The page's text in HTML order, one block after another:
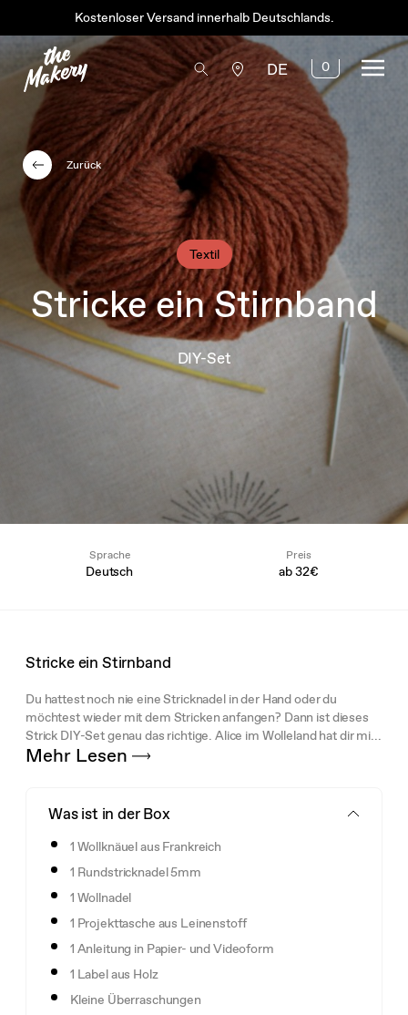
Kostenloser Versand innerhalb Deutschlands.
DE 0
Textil
Stricke ein Stirnband
DIY-Set
Zurück
Sprache
Deutsch
Preis
ab32€
Stricke ein Stirnband
Du hattest noch nie eine Stricknadel in der Hand oder du
möchtest wieder mit dem Stricken anfangen? Dann ist dieses
Strick DIY-Set genau das richtige. Alice im Wolleland hat dir mi...
Mehr Lesen
Was ist in der Box
1 Wollknäuel aus Frankreich
1 Rundstricknadel 5mm
1 Wollnadel
1 Projekttasche aus Leinenstoff
1 Anleitung in Papier- und Videoform
1 Label aus Holz
Kleine Überraschungen